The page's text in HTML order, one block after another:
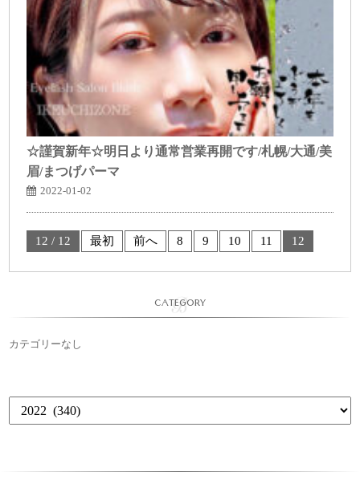
☆謹賀新年☆明日より通常営業再開です/札幌/大通/美
眉/まつげパーマ
2022-01-02
12 / 12 最初 前へ 8 9 10 11 12
CATEGORY
カテゴリーなし